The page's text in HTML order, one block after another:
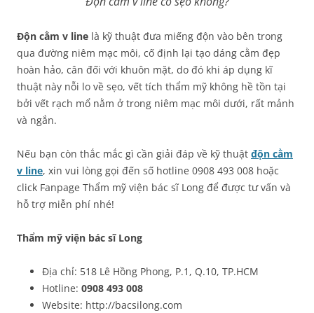
Độn cằm v line là kỹ thuật đưa miếng độn vào bên trong
qua đường niêm mạc môi, cố định lại tạo dáng cằm đẹp
hoàn hảo, cân đối với khuôn mặt, do đó khi áp dụng kĩ
thuật này nỗi lo về sẹo, vết tích thẩm mỹ không hề tồn tại
bởi vết rạch mổ nằm ở trong niêm mạc môi dưới, rất mảnh
và ngắn.
Nếu bạn còn thắc mắc gì cần giải đáp về kỹ thuật độn cằm
v line, xin vui lòng gọi đến số hotline 0908 493 008 hoặc
click Fanpage Thẩm mỹ viện bác sĩ Long để được tư vấn và
hỗ trợ miễn phí nhé!
Thẩm mỹ viện bác sĩ Long
Địa chỉ: 518 Lê Hồng Phong, P.1, Q.10, TP.HCM
Hotline: 0908 493 008
Website: http://bacsilong.com